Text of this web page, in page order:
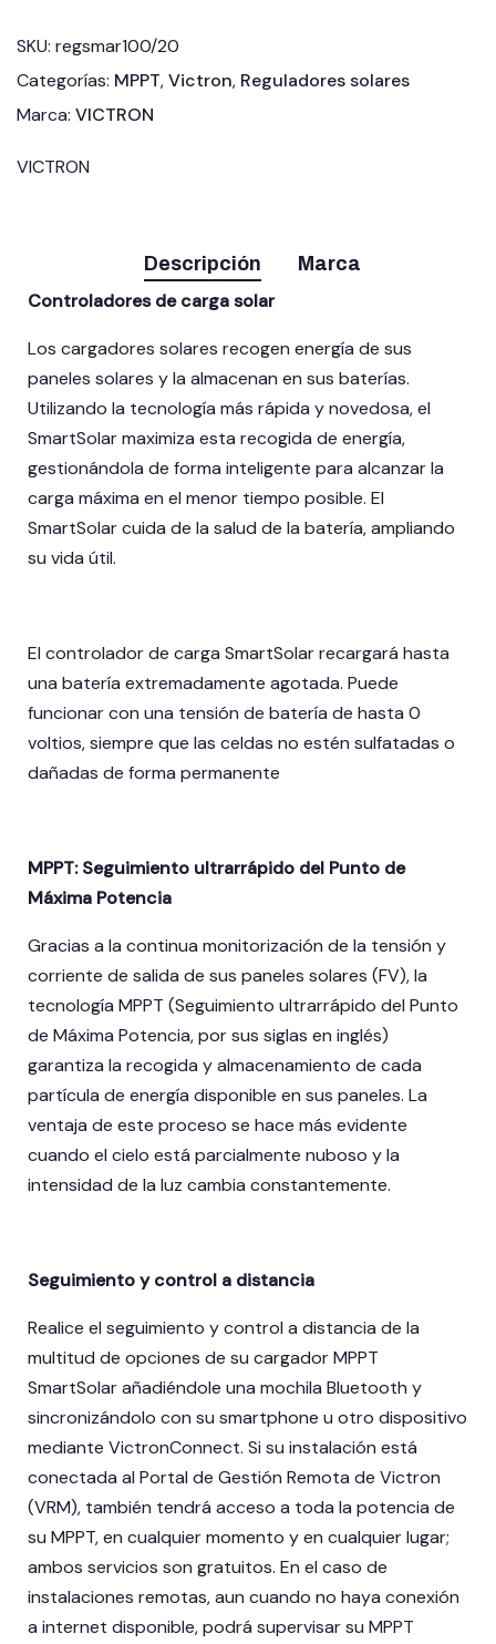
SKU: regsmar100/20
Categorías: MPPT,Victron, Reguladores solares
Marca: VICTRON
VICTRON
Descripción Marca
Controladores de carga solar
Los cargadores solares recogen energía de sus
paneles solares y la almacenan en sus baterías.
Utilizando la tecnología más rápida y novedosa, el
SmartSolar maximiza esta recogida de energía,
gestionándola de forma inteligente para alcanzar la
carga máxima en el menor tiempo posible. El
SmartSolar cuida de la salud de la batería, ampliando
su vida útil.
El controlador de carga SmartSolar recargará hasta
una batería extremadamente agotada. Puede
funcionar con una tensión de batería de hasta 0
voltios, siempre que las celdas no estén sulfatadas o
dañadas de forma permanente
MPPT: Seguimiento ultrarrápido del Punto de
Máxima Potencia
Gracias a la continua monitorización de la tensión y
corriente de salida de sus paneles solares (FV), la
tecnología MPPT (Seguimiento ultrarrápido del Punto
de Máxima Potencia, por sus siglas en inglés)
garantiza la recogida y almacenamiento de cada
partícula de energía disponible en sus paneles. La
ventaja de este proceso se hace más evidente
cuando el cielo está parcialmente nuboso y la
intensidad de la luz cambia constantemente.
Seguimiento y control a distancia
Realice el seguimiento y control a distancia de la
multitud de opciones de su cargador MPPT
SmartSolar añadiéndole una mochila Bluetooth y
sincronizándolo con su smartphone u otro dispositivo
mediante VictronConnect. Si su instalación está
conectada al Portal de Gestión Remota de Victron
(VRM), también tendrá acceso a toda la potencia de
su MPPT, en cualquier momento y en cualquier lugar;
ambos servicios son gratuitos. En el caso de
instalaciones remotas, aun cuando no haya conexión
a internet disponible, podrá supervisar su MPPT